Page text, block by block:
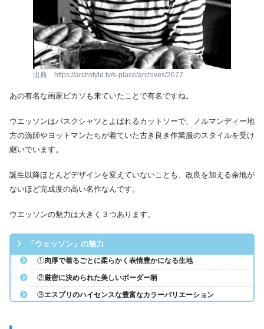
出典 https://archstyle.tv/s-place/archives/2677
あの有名な画家ピカソも来ていたことで有名ですね。
ウエッソンはバスクシャツとよばれるカットソーで、ノルマンディー地
方の漁師やヨットマンたちが着ていた古き良き作業服のスタイルを受け
継いでいます。
誕生以降ほとんどデザインを変えていないことも、改良を加える余地が
ないほど完成度の高い名作なんです。
ウエッソンの魅力は大きく３つあります。
「ウェッソン」の魅力
①肉厚で着るごとに柔らかく表情豊かになる生地
②厳密に決められた美しいボーダー柄
③エスプリのハイセンスな豊富なカラーバリエーション